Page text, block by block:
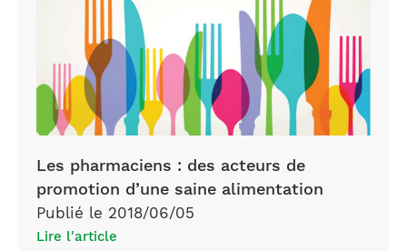
pharmacie
Les pharmaciens : des acteurs de
promotion d’une saine alimentation
Publié le 2018/06/05
Lire l'article